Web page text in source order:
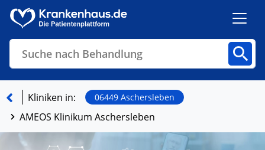
Suche nach Behandlung
Kliniken in: 06449 Aschersleben
AMEOS Klinikum Aschersleben